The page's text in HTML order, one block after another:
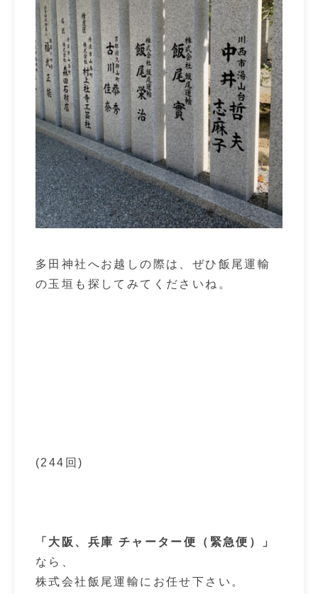
多田神社へお越しの際は、ぜひ飯尾運輸
の玉垣も探してみてくださいね。
(244回)
「大阪、兵庫 チャーター便（緊急便）」
なら、
株式会社飯尾運輸にお任せ下さい。